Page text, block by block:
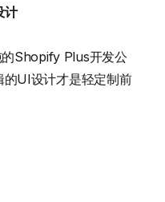
计
Shopify Plus开发公
UI设计才是轻定制前